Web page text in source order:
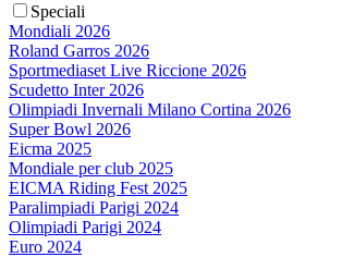
Speciali
Mondiali 2026
Roland Garros 2026
Sportmediaset Live Riccione 2026
Scudetto Inter 2026
Olimpiadi Invernali Milano Cortina 2026
Super Bowl 2026
Eicma 2025
Mondiale per club 2025
EICMA Riding Fest 2025
Paralimpiadi Parigi 2024
Olimpiadi Parigi 2024
Euro 2024